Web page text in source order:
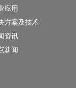
应用
方案及技术
资讯
新闻